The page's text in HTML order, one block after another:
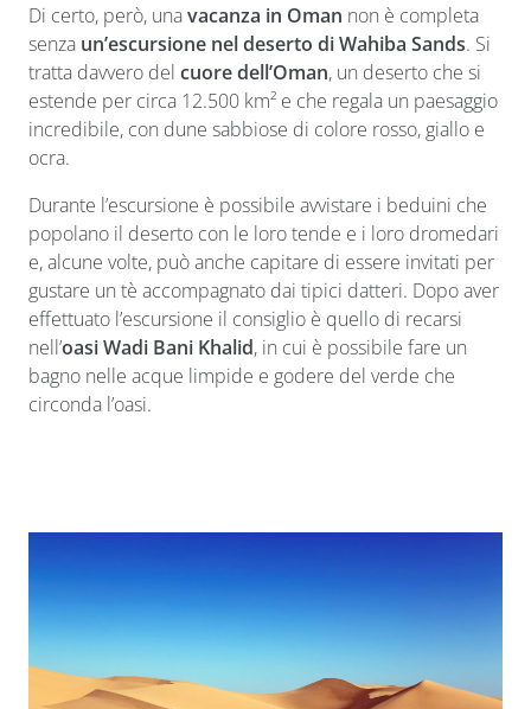
Di certo, però, unavacanza in Oman non è completa
senza un’escursione neldeserto di Wahiba Sands. Si
tratta davvero del cuore dell’Oman, un deserto che si
estende per circa 12.500 km² e che regala un paesaggio
incredibile, con dune sabbiose di colore rosso, giallo e
ocra.
Durante l’escursione è possibile avvistare i beduini che
popolano il deserto con le loro tende e i loro dromedari
e, alcune volte, può anche capitare di essere invitati per
gustare un tè accompagnato dai tipici datteri. Dopo aver
effettuato l’escursione il consiglio è quello di recarsi
nell’oasi Wadi Bani Khalid, in cui è possibile fare un
bagno nelle acque limpide e godere del verde che
circonda l’oasi.